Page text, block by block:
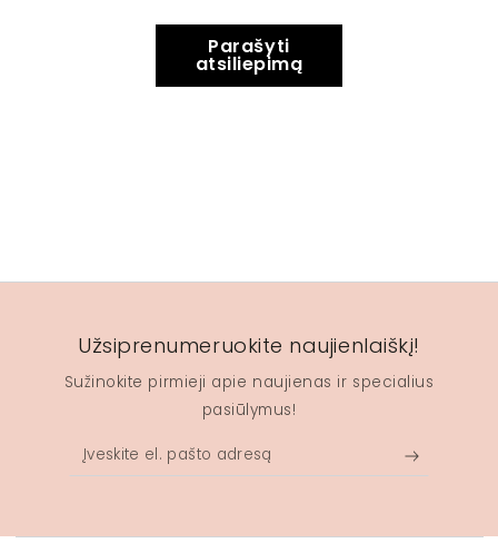
Parašyti
atsiliepimą
Užsiprenumeruokite naujienlaiškį!
Sužinokite pirmieji apie naujienas ir specialius
pasiūlymus!
Įveskite
el.